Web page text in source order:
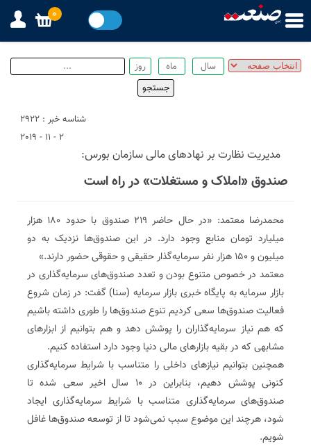
شناسه خبر : 2922
2 - 11 - 2019
مدیریت نظارت بر نهادهای مالی سازمان بورس:
صندوق‌ «املاک و مستغلات» در راه است
محمدرضا معتمد: «در حال حاضر ۲۱۹ صندوق با حدود ۱۸۰ هزار
میلیارد تومان منابع وجود دارد. در این صندوق‌ها نزدیک به دو
میلیون و ۱۵۰ هزار نفر سرمایه‌گذار حقیقی و حقوقی حضور دارند.»
معتمد در خصوص متنوع بودن و تعدد صندوق‌های سرمایه‌گذاری در
بازار سرمایه به پایگاه خبری بازار سرمایه (سنا) گفت: در زمان شروع
فعالیت صندوق‌ها سعی کردیم تنوع صندوق‌ها را طوری داشته باشیم
که هم نیاز سرمایه‌گذاران را پوشش دهد و هم بتوانیم از ابزارهای
مشابهی که در بقیه بازارهای مالی دنیا وجود دارد استفاده کنیم.
همچنین بتوانیم نیازهای داخلی را متناسب با شرایط سرمایه‌گذاری
کنونی پوشش دهیم، بنابراین در ۱۰ سال اخیر سعی شده تا
صندوق‌های سرمایه‌گذاری متناسب با شرایط سرمایه‌گذاری ایجاد
شود، هرچند این موضوع سبب نمی‌شود تا از توسعه صندوق‌ها غافل
شویم.
0